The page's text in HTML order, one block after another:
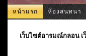
หน้าแรก ห้องสนทนา
เว็บไซต์อารมณ์กลอน